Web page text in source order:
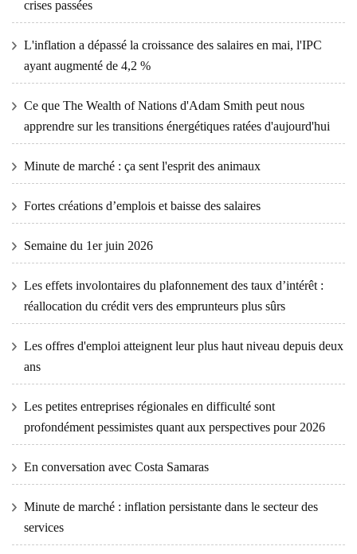
crises passées
L'inflation a dépassé la croissance des salaires en mai, l'IPC
ayant augmenté de 4,2 %
Ce que The Wealth of Nations d'Adam Smith peut nous
apprendre sur les transitions énergétiques ratées d'aujourd'hui
Minute de marché : ça sent l'esprit des animaux
Fortes créations d’emplois et baisse des salaires
Semaine du 1er juin 2026
Les effets involontaires du plafonnement des taux d’intérêt :
réallocation du crédit vers des emprunteurs plus sûrs
Les offres d'emploi atteignent leur plus haut niveau depuis deux
ans
Les petites entreprises régionales en difficulté sont
profondément pessimistes quant aux perspectives pour 2026
En conversation avec Costa Samaras
Minute de marché : inflation persistante dans le secteur des
services